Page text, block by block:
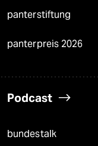
panterstiftung
panterpreis 2026
Podcast
bundestalk